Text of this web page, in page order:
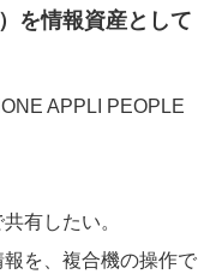
を情報資産として
APPLI PEOPLE
有したい。
を、複合機の操作で